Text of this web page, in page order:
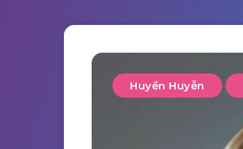
Huyền Huyễn